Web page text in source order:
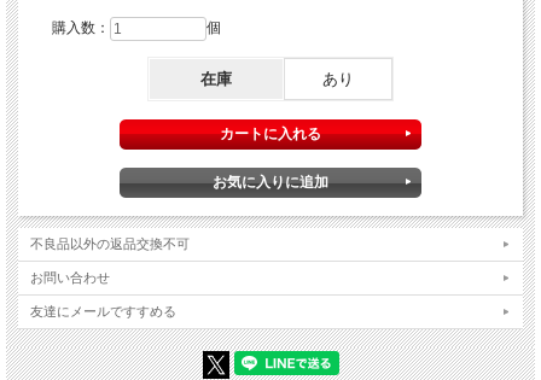
難易度（メーカー基準）：★★★☆☆
※以下メーカーカタログより許可をいただき転載
スライハンドの芸術性が高く評価されたジェイミー・イアン・スイスは、フ
で幅広くパフォーマンスをしています。
1997年に始まりニューヨークで最も長く続いているマジック・ショー「マン
デー・ナイト・マジック」のプロデューサーを務め、アメリカ、ヨーロッ
パ、日本でのテレビ出演を初め、CBSの「48アワーズ」、PBSの「ノヴ
ァ」、PBSのドキュメンタリー番組「アート・オブ・マジック」、コメディ・
セントラル、そして「トゥディ・ショー」には何度も出演しています。
ペン＆テラーの人気番組「シン・シティ・スペキュタクラー」シリーズでも
脚本家兼プロデューサーを務め、マルコ・テンペストの「バーチャル・マジ
シャン」では脚本家兼ディレクターを、ディスカバリー・チャンネルの「ク
ラッキング・ザ・コンゲーム」では自ら企画、プロデュース、実演をしまし
購入数： 個
在庫 あり
不良品以外の返品交換不可
お問い合わせ
友達にメールですすめる